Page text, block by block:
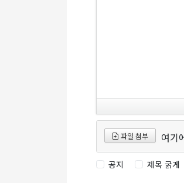
파일 첨부 여기
공지 제목 굵게